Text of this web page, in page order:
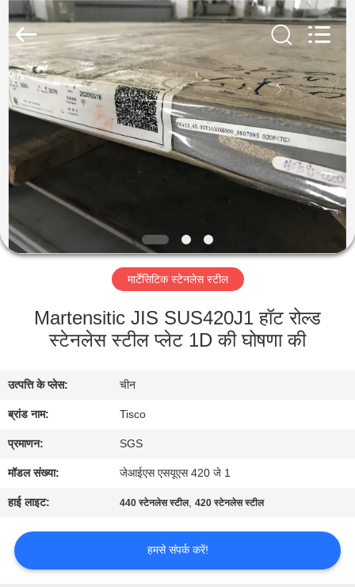
घर
उत्पादों
वीडियो
हमारे
बारे
कारखाना
गुणवत्ता
नियंत्रण
संपर्क
एक
Guanglu
Special
Steel
Co.,
Ltd.
Rights
Reserved.
मार्टेंसिटिक स्टेनलेस स्टील
Martensitic JIS SUS420J1 हॉट रोल्ड
स्टेनलेस स्टील प्लेट 1D की घोषणा की
उत्पत्ति के प्लेस: चीन
ब्रांड नाम: Tisco
प्रमाणन: SGS
मॉडल संख्या: जेआईएस एसयूएस 420 जे 1
हाई लाइट: 440 स्टेनलेस स्टील,420 स्टेनलेस स्टील
हमसे संपर्क करें!